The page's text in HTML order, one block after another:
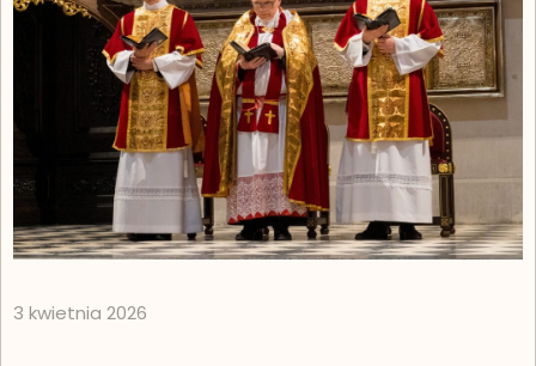
3 kwietnia 2026